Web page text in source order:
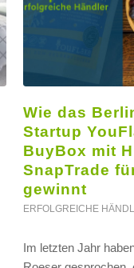
Wie das
Startup
BuyBox mit
SnapTrade
gewinnt
ERFOLGREICHE
Im letzten Jahr